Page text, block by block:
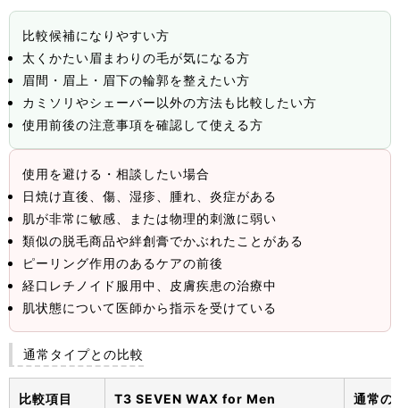
比較候補になりやすい方
太くかたい眉まわりの毛が気になる方
眉間・眉上・眉下の輪郭を整えたい方
カミソリやシェーバー以外の方法も比較したい方
使用前後の注意事項を確認して使える方
使用を避ける・相談したい場合
日焼け直後、傷、湿疹、腫れ、炎症がある
肌が非常に敏感、または物理的刺激に弱い
類似の脱毛商品や絆創膏でかぶれたことがある
ピーリング作用のあるケアの前後
経口レチノイド服用中、皮膚疾患の治療中
肌状態について医師から指示を受けている
通常タイプとの比較
比較項目 T3 SEVEN WAX for Men 通常の